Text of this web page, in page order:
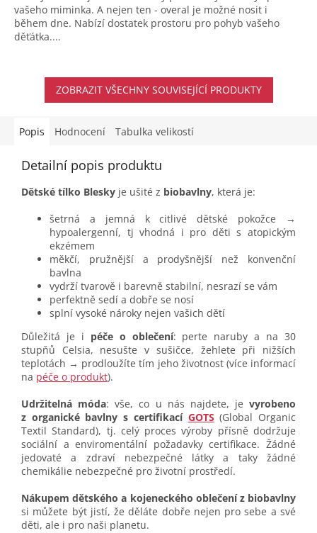
vašeho miminka. A nejen ten - overal je možné nosit i
během dne. Nabízí dostatek prostoru pro pohyb vašeho
děťátka....
ZOBRAZIT VŠECHNY SOUVISEJÍCÍ PRODUKTY
Popis Hodnocení Tabulka velikostí
Detailní popis produktu
Dětské tílko Blesky je ušité z biobavlny, která je:
šetrná a jemná k citlivé dětské pokožce →
hypoalergenní, tj vhodná i pro děti s atopickým
ekzémem
měkčí, pružnější a prodyšnější než konvenční
bavlna
vydrží tvarově i barevně stabilní, nesrazí se vám
perfektně sedí a dobře se nosí
splní vysoké nároky nejen vašich dětí
Důležitá je i péče o oblečení: perte naruby a na 30
stupňů Celsia, nesušte v sušičce, žehlete při nižších
teplotách → prodloužíte tím jeho životnost (více informací
na péče o produkt).
Udržitelná móda: vše, co u nás najdete, je vyrobeno
z organické bavlny s certifikací GOTS (Global Organic
Textil Standard), tj. celý proces výroby přísně dodržuje
sociální a enviromentální požadavky certifikace. Žádné
jedovaté a zdraví nebezpečné látky a taky žádné
chemikálie nebezpečné pro životní prostředí.
Nákupem dětského a kojeneckého oblečení z biobavlny
si můžete být jistí, že děláte dobře nejen pro sebe a své
děti, ale i pro naši planetu.